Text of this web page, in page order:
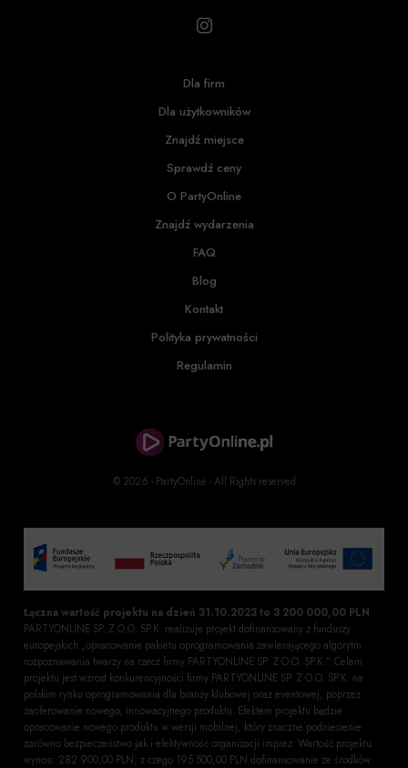
© 2026 - PartyOnline - All Rights reserved
Dla firm
Dla użytkowników
Znajdź miejsce
Sprawdź ceny
O PartyOnline
Znajdź wydarzenia
FAQ
Blog
Kontakt
Polityka prywatności
Regulamin
Łączna wartość projektu na dzień 31.10.2023 to 3 200 000,00 PLN
PARTYONLINE SP. Z O.O. SP.K. realizuje projekt dofinansowany z funduszy
europejskich „opracowanie pakietu oprogramowania zawierającego algorytm
rozpoznawania twarzy na rzecz firmy PARTYONLINE SP. Z O.O. SP.K.”. Celem
projektu jest wzrost konkurencyjności firmy PARTYONLINE SP. Z O.O. SP.K. na
polskim rynku oprogramowania dla branży klubowej oraz eventowej, poprzez
zaoferowanie nowego, innowacyjnego produktu. Efektem projektu będzie
opracowanie nowego produktu w wersji mobilnej, który znaczne podniesienie
zarówno bezpieczeństwo jak i efektywność organizacji imprez. Wartość projektu
wynosi: 282 900,00 PLN, z czego 195 500,00 PLN dofinansowanie ze środków